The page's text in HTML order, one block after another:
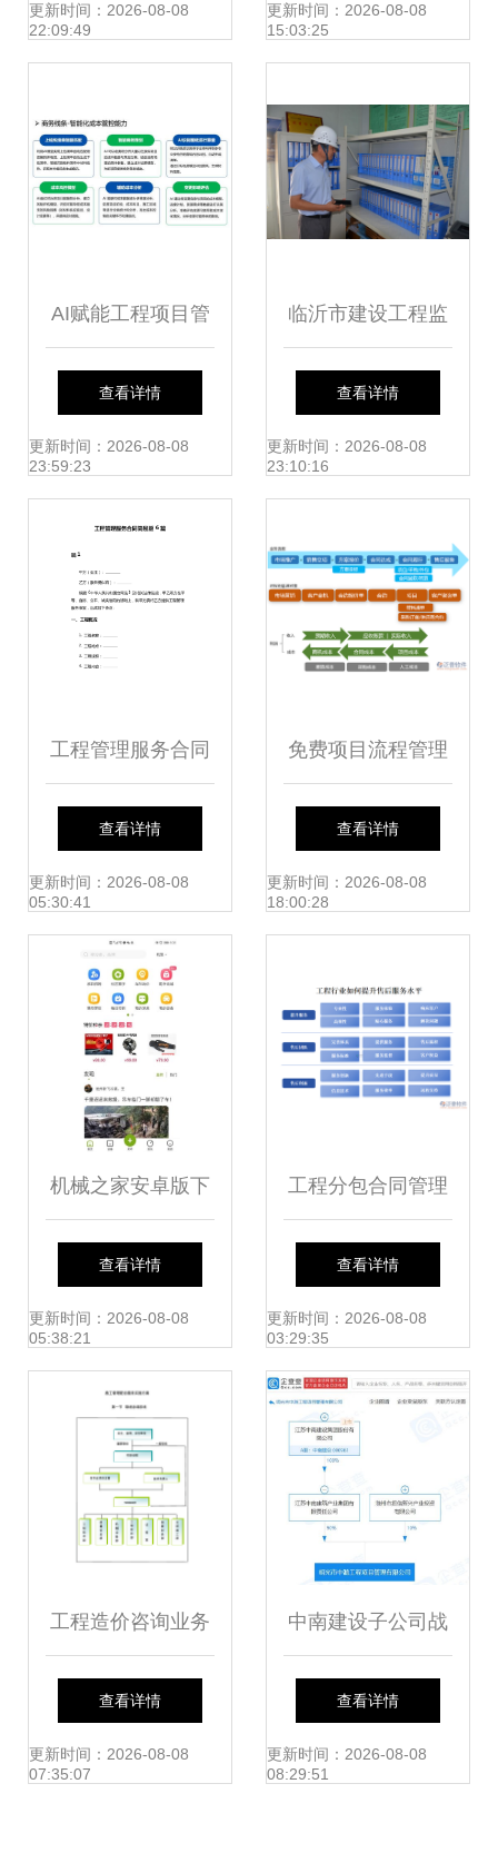
建设领域企业管理
更新时间：2026-08-08
22:09:49
解析 工程造价咨询
更新时间：2026-08-08
15:03:25
AI赋能工程项目管
理 第十九届信息化
发展大会上益企联
程造价咨询新业态
查看详情
更新时间：2026-08-08
23:59:23
临沂市建设工程监
理咨询转型升级初
见成效 全面迎接发
服务
查看详情
更新时间：2026-08-08
23:10:16
工程管理服务合同
与工程造价咨询业
务的协同应用指南
查看详情
更新时间：2026-08-08
05:30:41
免费项目流程管理
系统在工程造价咨
询业务中的应用与
查看详情
更新时间：2026-08-08
18:00:28
机械之家安卓版下
载 高效工程管理服
务的新选择
查看详情
更新时间：2026-08-08
05:38:21
工程分包合同管理
软件与工程管理服
务的深度整合策略
查看详情
更新时间：2026-08-08
03:29:35
工程造价咨询业务
中的施工管理配合
服务实施方案
查看详情
更新时间：2026-08-08
07:35:07
中南建设子公司战
略布局深化，参股
成立工程项目管理
查看详情
更新时间：2026-08-08
08:29:51